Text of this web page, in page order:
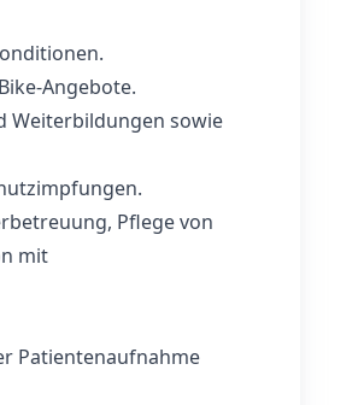
Angebote.
Weiterbildungen sowie
Pflege von
mit
Patientenaufnahme